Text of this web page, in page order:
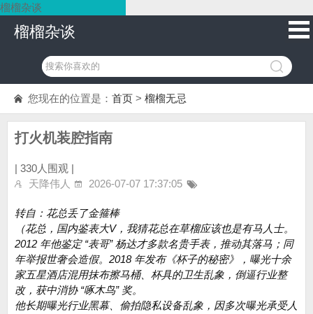
榴榴杂谈
榴榴杂谈
您现在的位置是： 首页 > 榴榴无忌
打火机装腔指南
| 330人围观 |
天降伟人
2026-07-07 17:37:05
转自：花总丢了金箍棒
（花总，国内鉴表大V，我猜花总在草榴应该也是有马人士。
2012 年他鉴定 “表哥” 杨达才多款名贵手表，推动其落马；同
年举报世奢会造假。2018 年发布《杯子的秘密》，曝光十余
家五星酒店混用抹布擦马桶、杯具的卫生乱象，倒逼行业整
改，获中消协 “啄木鸟” 奖。
他长期曝光行业黑幕、偷拍隐私设备乱象，因多次曝光承受人